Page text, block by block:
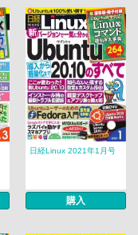
日経Linux 2021年1月号
購入